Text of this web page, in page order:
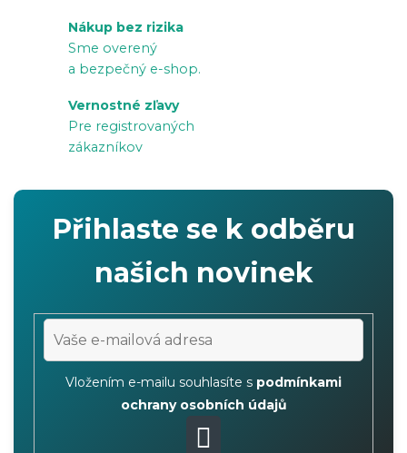
i
u
Nákup bez rizika
Sme overený
a bezpečný e-shop.
Vernostné zľavy
Pre registrovaných
zákazníkov
Přihlaste se k odběru
našich novinek
Vložením e-mailu souhlasíte s podmínkami
ochrany osobních údajů